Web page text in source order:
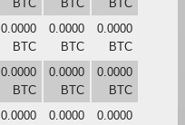
BTC
BTC
BTC
0.0000
BTC
0.0000
BTC
0.0000
BTC
0.0000
BTC
0.0000
BTC
0.0000
BTC
0.0000
0.0000
0.0000